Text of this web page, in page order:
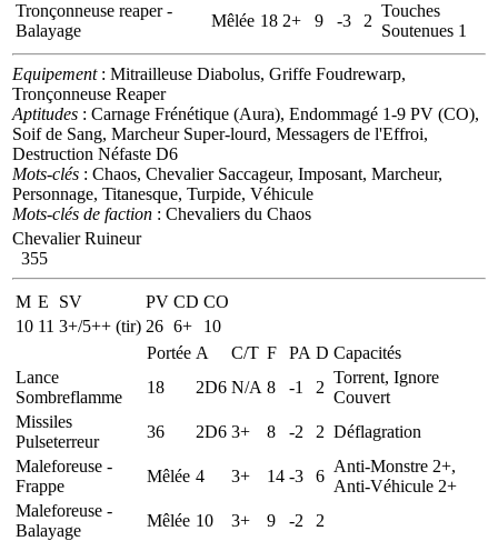
Tronçonneuse reaper -
Balayage
Mêlée 18 2+ 9 -3 2
Touches
Soutenues 1
Equipement: Mitrailleuse Diabolus, Griffe Foudrewarp,
Tronçonneuse Reaper
Aptitudes : Carnage Frénétique (Aura), Endommagé 1-9 PV (CO),
Soif de Sang, Marcheur Super-lourd, Messagers de l'Effroi,
Destruction Néfaste D6
Mots-clés : Chaos, Chevalier Saccageur, Imposant, Marcheur,
Personnage, Titanesque, Turpide, Véhicule
Mots-clés de faction : Chevaliers du Chaos
Chevalier Ruineur
355
M E SV PV CD CO
10 11 3+/5++ (tir) 26 6+
10
Portée A C/T F PA D Capacités
Lance
Sombreflamme
18 2D6 N/A 8 -1 2
Torrent, Ignore
Couvert
Missiles
Pulseterreur
36 2D6 3+ 8 -2 2 Déflagration
Maleforeuse -
Frappe
Mêlée 4 3+ 14 -3 6
Anti-Monstre 2+,
Anti-Véhicule 2+
Maleforeuse -
Balayage
Mêlée 10 3+ 9 -2 2